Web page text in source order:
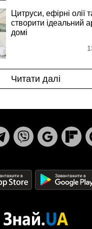
Цитруси, ефірні олії
створити ідеальний
домі
Читати далі